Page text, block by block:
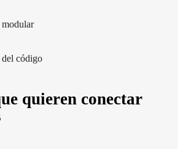
código
quieren conectar